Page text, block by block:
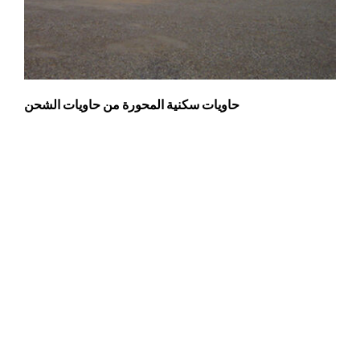
حاويات سكنية المحورة من حاويات الشحن